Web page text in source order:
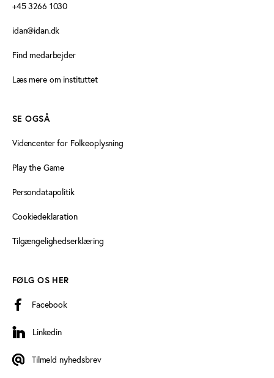
+45 3266 1030
idan@idan.dk
Find medarbejder
Læs mere om instituttet
SE OGSÅ
Videncenter for Folkeoplysning
Play the Game
Persondatapolitik
Cookiedeklaration
Tilgængelighedserklæring
FØLG OS HER
Facebook
Linkedin
Linkedin
Tilmeld nyhedsbrev
Tilmeld nyhedsbrev